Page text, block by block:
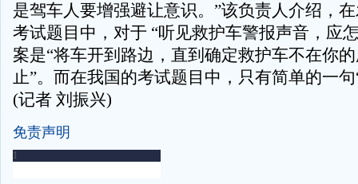
是驾车人要增强避让意识。”该负责人介绍，
考试题目中，对于 “听见救护车警报声音，应
案是“将车开到路边，直到确定救护车不在你
止”。而在我国的考试题目中，只有简单的一
(记者 刘振兴)
免责声明